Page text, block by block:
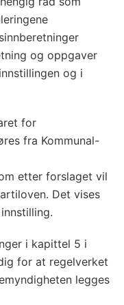
og oppgaver
og i
for
fra Kommunal-
etter forslaget vil
Det vises
i kapittel 5 i
for at regelverket
legges